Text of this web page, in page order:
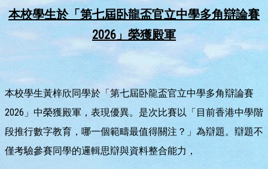
本校學生於「第七屆卧龍盃官立中學多角辯論賽
2026」榮獲殿軍
本校學生黃梓欣同學於「第七屆卧龍盃官立中學多角辯論賽
2026」中榮獲殿軍，表現優異。是次比賽以「目前香港中學階
段推行數字教育，哪一個範疇最值得關注？」為辯題。辯題不
僅考驗參賽同學的邏輯思辯與資料整合能力，